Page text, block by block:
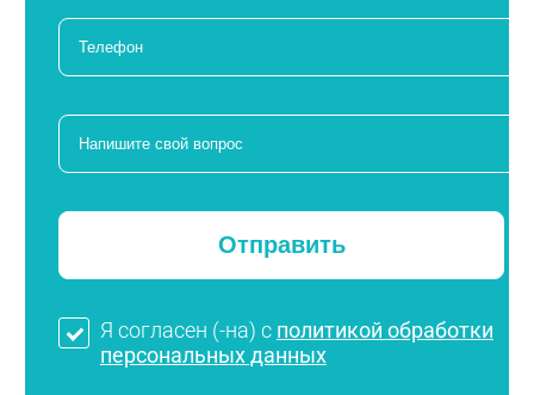
Я согласен (-на) с политикой обработки
персональных данных